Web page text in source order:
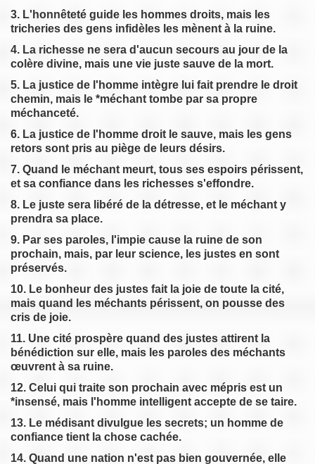
3. L'honnêteté guide les hommes droits, mais les
tricheries des gens infidèles les mènent à la ruine.
4. La richesse ne sera d'aucun secours au jour de la
colère divine, mais une vie juste sauve de la mort.
5. La justice de l'homme intègre lui fait prendre le droit
chemin, mais le *méchant tombe par sa propre
méchanceté.
6. La justice de l'homme droit le sauve, mais les gens
retors sont pris au piège de leurs désirs.
7. Quand le méchant meurt, tous ses espoirs périssent,
et sa confiance dans les richesses s'effondre.
8. Le juste sera libéré de la détresse, et le méchant y
prendra sa place.
9. Par ses paroles, l'impie cause la ruine de son
prochain, mais, par leur science, les justes en sont
préservés.
10. Le bonheur des justes fait la joie de toute la cité,
mais quand les méchants périssent, on pousse des
cris de joie.
11. Une cité prospère quand des justes attirent la
bénédiction sur elle, mais les paroles des méchants
œuvrent à sa ruine.
12. Celui qui traite son prochain avec mépris est un
*insensé, mais l'homme intelligent accepte de se taire.
13. Le médisant divulgue les secrets; un homme de
confiance tient la chose cachée.
14. Quand une nation n'est pas bien gouvernée, elle